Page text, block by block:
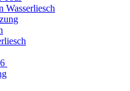
Wasserliesch